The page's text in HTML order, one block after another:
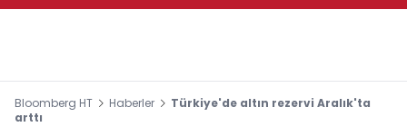
Bloomberg HT Haberler
Türkiye'de altın rezervi Aralık'ta
arttı